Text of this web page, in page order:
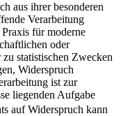
aus ihrer besonderen
Verarbeitung
für moderne
oder
statistischen Zwecken
Widerspruch
ist zur
liegenden Aufgabe
auf Widerspruch kann